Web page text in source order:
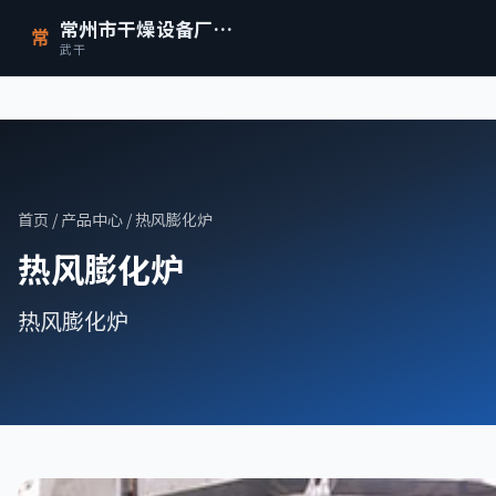
常 常州市干燥设备厂有限公司
武干
首页 / 产品中心 / 热风膨化炉
热风膨化炉
热风膨化炉